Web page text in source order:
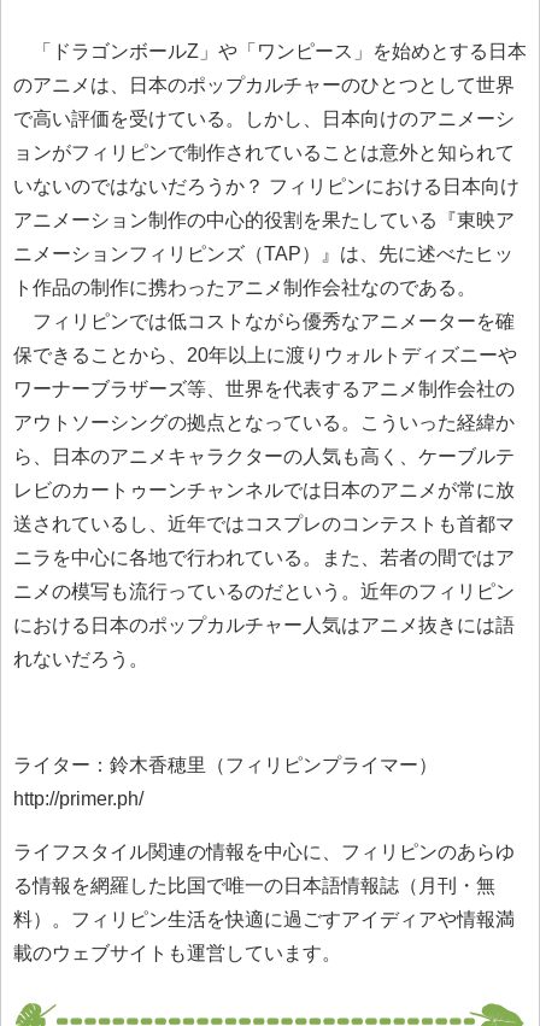
「ドラゴンボールZ」や「ワンピース」を始めとする日本
のアニメは、日本のポップカルチャーのひとつとして世界
で高い評価を受けている。しかし、日本向けのアニメーシ
ョンがフィリピンで制作されていることは意外と知られて
いないのではないだろうか？ フィリピンにおける日本向け
アニメーション制作の中心的役割を果たしている『東映ア
ニメーションフィリピンズ（TAP）』は、先に述べたヒッ
ト作品の制作に携わったアニメ制作会社なのである。
フィリピンでは低コストながら優秀なアニメーターを確
保できることから、20年以上に渡りウォルトディズニーや
ワーナーブラザーズ等、世界を代表するアニメ制作会社の
アウトソーシングの拠点となっている。こういった経緯か
ら、日本のアニメキャラクターの人気も高く、ケーブルテ
レビのカートゥーンチャンネルでは日本のアニメが常に放
送されているし、近年ではコスプレのコンテストも首都マ
ニラを中心に各地で行われている。また、若者の間ではア
ニメの模写も流行っているのだという。近年のフィリピン
における日本のポップカルチャー人気はアニメ抜きには語
れないだろう。
ライター：鈴木香穂里（フィリピンプライマー）
http://primer.ph/
ライフスタイル関連の情報を中心に、フィリピンのあらゆ
る情報を網羅した比国で唯一の日本語情報誌（月刊・無
料）。フィリピン生活を快適に過ごすアイディアや情報満
載のウェブサイトも運営しています。